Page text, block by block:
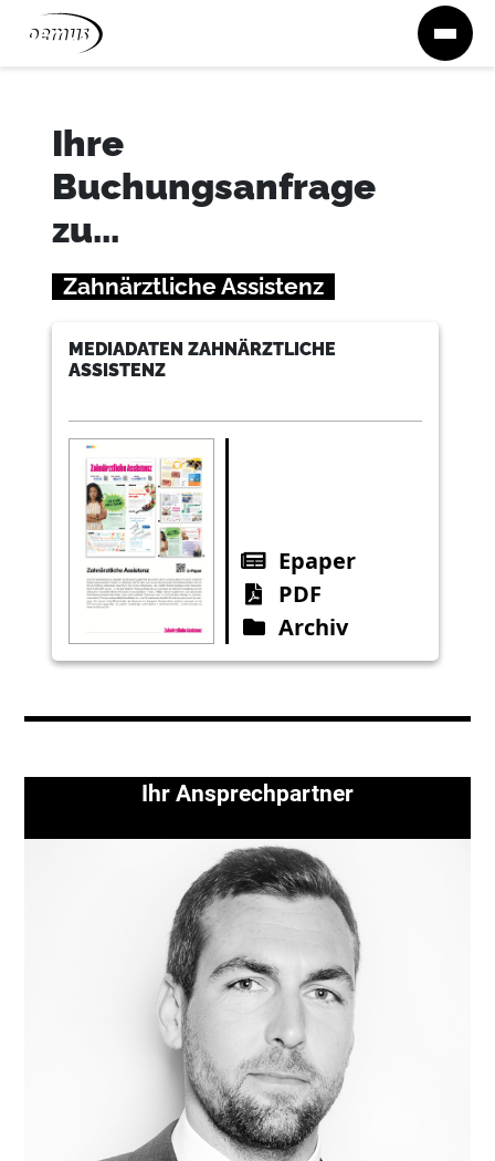
Zum Inhalt springen
Ihre
Buchungsanfrage
zu...
Zahnärztliche Assistenz
MEDIADATEN ZAHNÄRZTLICHE
ASSISTENZ
Epaper
PDF
Archiv
Ihr Ansprechpartner